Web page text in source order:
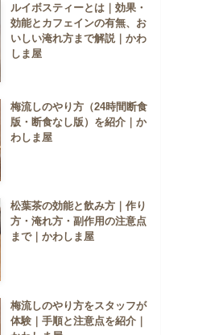
ルイボスティーとは｜効果・
効能とカフェインの有無、お
いしい淹れ方まで解説｜かわ
しま屋
梅流しのやり方（24時間断食
版・断食なし版）を紹介｜か
わしま屋
松葉茶の効能と飲み方｜作り
方・淹れ方・副作用の注意点
まで｜かわしま屋
梅流しのやり方をスタッフが
体験｜手順と注意点を紹介｜